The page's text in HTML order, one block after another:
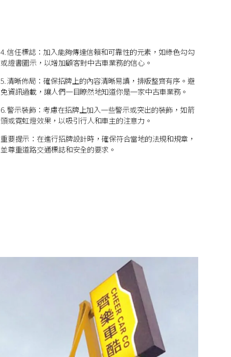
4. 信任標誌：加入能夠傳達信賴和可靠性的元素，如綠色勾勾
或證書圖示，以增加顧客對中古車業務的信心。
5. 清晰佈局：確保招牌上的內容清晰易讀，排版整齊有序。避
免資訊過載，讓人們一目瞭然地知道你是一家中古車業務。
6. 警示裝飾：考慮在招牌上加入一些警示或突出的裝飾，如箭
頭或霓虹燈效果，以吸引行人和車主的注意力。
重要提示：在進行招牌設計時，確保符合當地的法規和規章，
並尊重道路交通標誌和安全的要求。